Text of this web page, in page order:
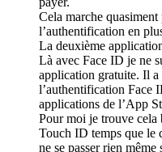
Cela marche
l’authentification en
La deuxième
Là avec Face ID je ne
application gratuite. Il
l’authentification Face
applications de l’App
Pour moi je trouve cela
Touch ID temps que le
ne se passer rien